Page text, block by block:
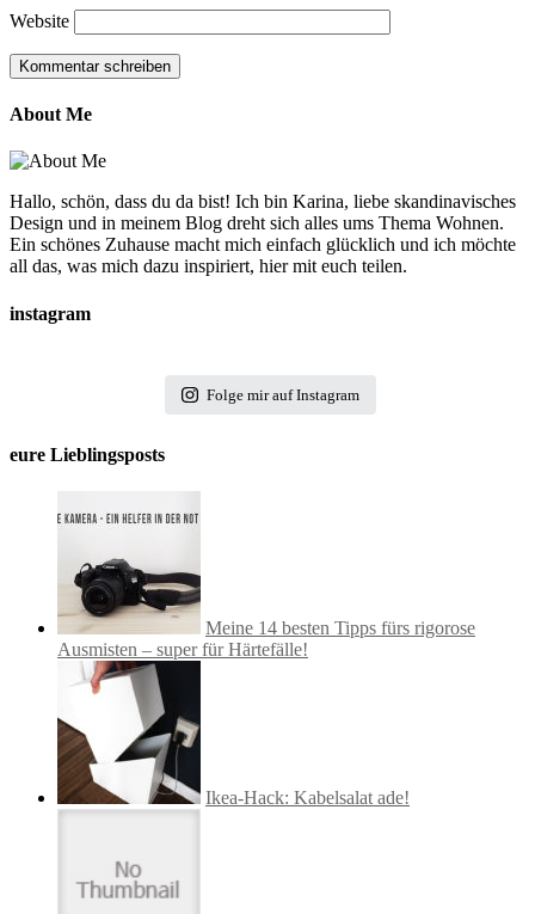
Website
About Me
Hallo, schön, dass du da bist! Ich bin Karina, liebe skandinavisches
Design und in meinem Blog dreht sich alles ums Thema Wohnen.
Ein schönes Zuhause macht mich einfach glücklich und ich möchte
all das, was mich dazu inspiriert, hier mit euch teilen.
instagram
Folge mir auf Instagram
eure Lieblingsposts
Meine 14 besten Tipps fürs rigorose
Ausmisten – super für Härtefälle!
Ikea-Hack: Kabelsalat ade!